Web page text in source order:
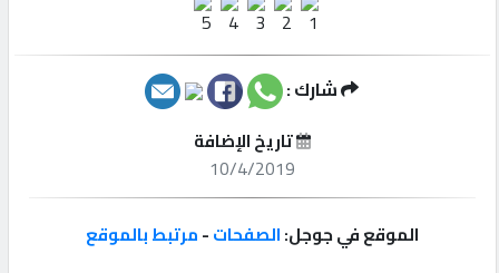
إبحث
إعلانات
شارك :
تاريخ الإضافة
10/4/2019
الموقع في جوجل:الصفحات-مرتبط بالموقع